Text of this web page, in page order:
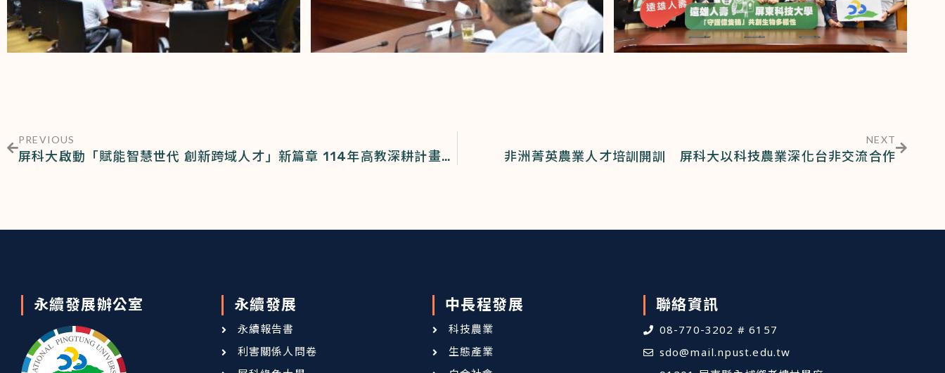
PREVIOUS
屏科大啟動「賦能智慧世代 創新跨域人才」新篇章 114年高教深耕計畫核定經費首度突破2億3,000萬元
NEXT
非洲菁英農業人才培訓開訓 屏科大以科技農業深化台非交流合作
永續發展辦公室 永續發展
永續報告書
利害關係人問卷
中長程發展
科技農業
生態產業
聯絡資訊
08-770-3202 # 6157
sdo@mail.npust.edu.tw